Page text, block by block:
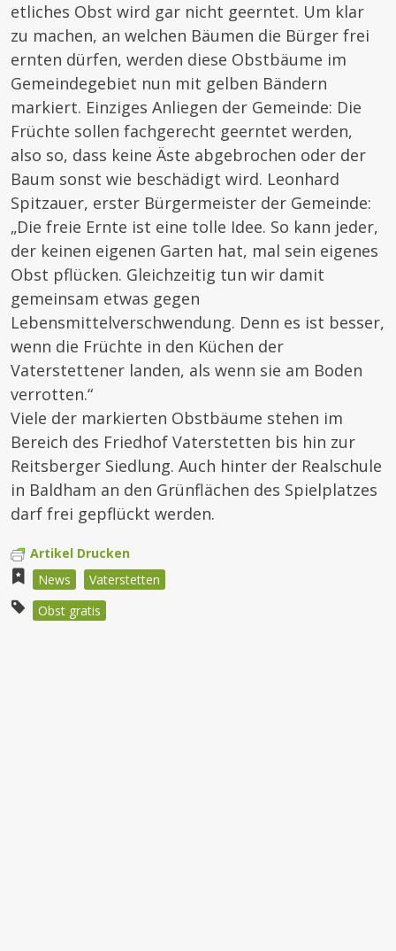
etliches Obst wird gar nicht geerntet. Um klar
zu machen, an welchen Bäumen die Bürger frei
ernten dürfen, werden diese Obstbäume im
Gemeindegebiet nun mit gelben Bändern
markiert. Einziges Anliegen der Gemeinde: Die
Früchte sollen fachgerecht geerntet werden,
also so, dass keine Äste abgebrochen oder der
Baum sonst wie beschädigt wird. Leonhard
Spitzauer, erster Bürgermeister der Gemeinde:
„Die freie Ernte ist eine tolle Idee. So kann jeder,
der keinen eigenen Garten hat, mal sein eigenes
Obst pflücken. Gleichzeitig tun wir damit
gemeinsam etwas gegen
Lebensmittelverschwendung. Denn es ist besser,
wenn die Früchte in den Küchen der
Vaterstettener landen, als wenn sie am Boden
verrotten.“
Viele der markierten Obstbäume stehen im
Bereich des Friedhof Vaterstetten bis hin zur
Reitsberger Siedlung. Auch hinter der Realschule
in Baldham an den Grünflächen des Spielplatzes
darf frei gepflückt werden.
Artikel Drucken
News
Vaterstetten
Obst gratis